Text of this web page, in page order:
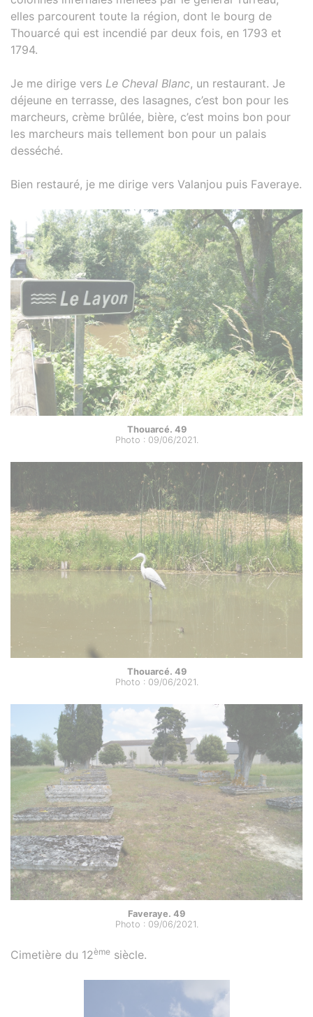
elles parcourent toute la région, dont le bourg de
Thouarcé qui est incendié par deux fois, en 1793 et
1794.
Je me dirige vers Le Cheval Blanc, un restaurant. Je
déjeune en terrasse, des lasagnes, c’est bon pour les
marcheurs, crème brûlée, bière, c’est moins bon pour
les marcheurs mais tellement bon pour un palais
desséché.
Bien restauré, je me dirige vers Valanjou puis Faveraye.
Thouarcé. 49
Photo : 09/06/2021.
Thouarcé. 49
Photo : 09/06/2021.
Faveraye. 49
Photo : 09/06/2021.
Cimetière du 12ème siècle.